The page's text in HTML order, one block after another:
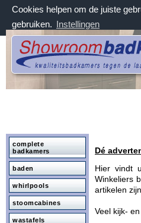
Cookies helpen om de juiste
gebruiken. Instellingen
zondag 9 augustus 2026, 14:22
Welkom bij
complete
badkamers
baden
whirlpools
stoomcabines
wastafels
Dé
Hier vindt
Winkeliers
artikelen
Veel kijk-